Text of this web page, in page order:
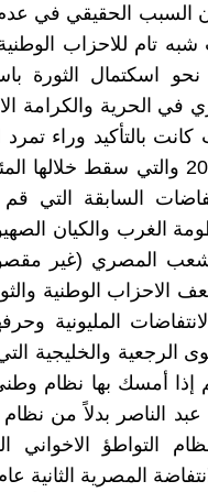
السبب الحقيقي في
تام للاحزاب الوطنية
اسكتمال الثورة
والكرامة
كانت بالتأكيد وراء
في يناير 2011 وحزيران عام 2013
السابقة
الغرب والكيان
المصري (غير
الاحزاب الوطنية
المليونية
الرجعية والخليجية
إذا أمسك بها نظام
الناصر بدلاً من نظام
التواطؤ الاخواني